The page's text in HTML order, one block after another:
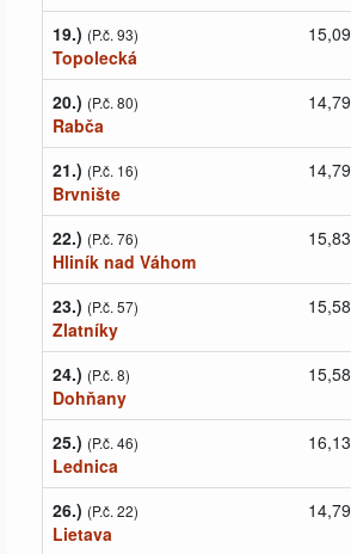
19.) (P.č. 93)
Topolecká
15,09
20.) (P.č. 80)
Rabča
14,79
21.) (P.č. 16)
Brvnište
14,79
22.) (P.č. 76)
Hliník nad Váhom
15,83
23.) (P.č. 57)
Zlatníky
15,58
24.) (P.č. 8)
Dohňany
15,58
25.) (P.č. 46)
Lednica
16,13
26.) (P.č. 22)
Lietava
14,79